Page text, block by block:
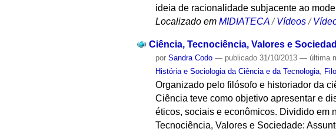
ideia de racionalidade subjacente ao
Localizado em MIDIATECA /Vídeos /
Ciência, Tecnociência, Valores e
porSandra Codo — publicado 31/10/2013— última
História e Sociologia da Ciência e da Tecnologia
Organizado pelo filósofo e historiador da
Ciência teve como objetivo apresentar e
éticos, sociais e econômicos. Dividido em
Tecnociência, Valores e Sociedade: